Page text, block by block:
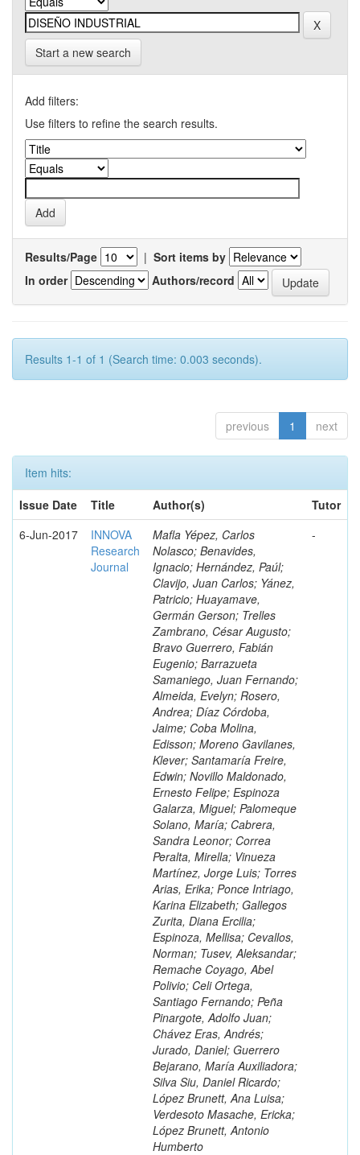
Start a new search
Add filters:
Use filters to refine the search results.
Results/Page | Sort items by
In order
Authors/record
Results 1-1 of 1 (Search time: 0.003 seconds).
previous 1 next
Item hits:
Issue Date
Title Author(s)
Tutor
6-Jun-2017
INNOVA
Research
Journal
Mafla Yépez, Carlos
Nolasco; Benavides,
Ignacio; Hernández, Paúl;
Clavijo, Juan Carlos; Yánez,
Patricio; Huayamave,
Germán Gerson; Trelles
Zambrano, César Augusto;
Bravo Guerrero, Fabián
Eugenio; Barrazueta
Samaniego, Juan Fernando;
Almeida, Evelyn; Rosero,
Andrea; Díaz Córdoba,
Jaime; Coba Molina,
Edisson; Moreno Gavilanes,
Klever; Santamaría Freire,
Edwin; Novillo Maldonado,
Ernesto Felipe; Espinoza
Galarza, Miguel; Palomeque
Solano, María; Cabrera,
Sandra Leonor; Correa
Peralta, Mirella; Vinueza
Martínez, Jorge Luis; Torres
Arias, Erika; Ponce Intriago,
Karina Elizabeth; Gallegos
Zurita, Diana Ercilia;
Espinoza, Mellisa; Cevallos,
Norman; Tusev, Aleksandar;
Remache Coyago, Abel
Polivio; Celi Ortega,
Santiago Fernando; Peña
Pinargote, Adolfo Juan;
Chávez Eras, Andrés;
Jurado, Daniel; Guerrero
Bejarano, María Auxiliadora;
Silva Siu, Daniel Ricardo;
López Brunett, Ana Luisa;
Verdesoto Masache, Ericka;
López Brunett, Antonio
Humberto
-